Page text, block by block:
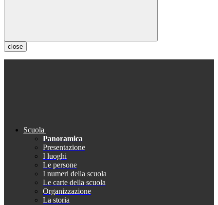
close
Scuola
Panoramica
Presentazione
I luoghi
Le persone
I numeri della scuola
Le carte della scuola
Organizzazione
La storia